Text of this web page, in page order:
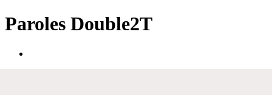
Paroles Double2T